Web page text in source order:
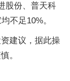
股份、普天科
不足10%。
建议，据此操
。